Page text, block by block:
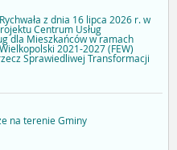
z dnia 16 lipca 2026 r. w
Centrum Usług
dla Mieszkańców w ramach
2021-2027 (FEW)
Sprawiedliwej Transformacji
na terenie Gminy